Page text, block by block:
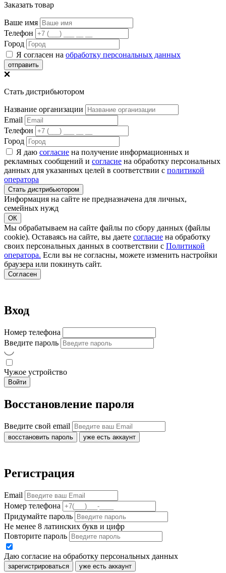
Заказать товар
Ваше имя
Телефон
Город
Я согласен на обработку персональных данных
отправить
Стать дистрибьютором
Название организации
Email
Телефон
Город
Я даю согласие на получение информационных и
рекламных сообщений и согласие на обработку персональных
данных для указанных целей в соответствии с политикой
оператора
Стать дистрибьютором
Информация на сайте не предназначена для личных,
семейных нужд
ОК
Мы обрабатываем на сайте файлы по сбору данных (файлы
cookie). Оставаясь на сайте, вы даете согласие на обработку
своих персональных данных в соответствии с Политикой
оператора. Если вы не согласны, можете изменить настройки
браузера или покинуть сайт.
Согласен
Вход
Номер телефона
Введите пароль
Чужое устройство
Войти
Восстановление пароля
Введите свой email
восстановить пароль уже есть аккаунт
Регистрация
Email
Номер телефона
Придумайте пароль
Не менее 8 латинских букв и цифр
Повторите пароль
Даю согласие на обработку персональных данных
зарегистрироваться уже есть аккаунт